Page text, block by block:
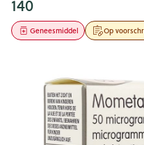
140
Op
Geneesmiddel